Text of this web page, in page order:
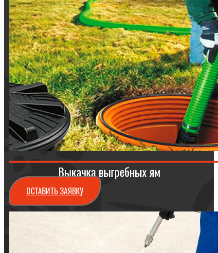
Выкачка выгребных ям
ОСТАВИТЬ ЗАЯВКУ